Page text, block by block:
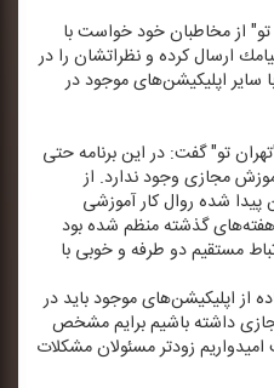
از مخاطبان خود خواست با
ارسال كرده و نظراتشان را در
سایر اپلیكیشن‌های موجود در
تو" گفت: در این برنامه حتی
مجازی وجود ندارد. از
شده روال كار آموزشی
گذشته منظم شده بود
مستقیم دو طرفه و خوبی با
از اپلیكیشن‌های موجود باید در
داشته باشیم برایم مشخص
زودتر مسئولان مشكلات